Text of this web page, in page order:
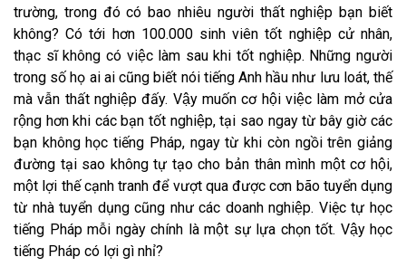
trường, trong đó có bao nhiêu người thất nghiệp bạn biết
không? Có tới hơn 100.000 sinh viên tốt nghiệp cử nhân,
thạc sĩ không có việc làm sau khi tốt nghiệp. Những người
trong số họ ai ai cũng biết nói tiếng Anh hầu như lưu loát, thế
mà vẫn thất nghiệp đấy. Vậy muốn cơ hội việc làm mở cửa
rộng hơn khi các bạn tốt nghiệp, tại sao ngay từ bây giờ các
bạn không học tiếng Pháp, ngay từ khi còn ngồi trên giảng
đường tại sao không tự tạo cho bản thân mình một cơ hội,
một lợi thế cạnh tranh để vượt qua được cơn bão tuyển dụng
từ nhà tuyển dụng cũng như các doanh nghiệp. Việc tự học
tiếng Pháp mỗi ngày chính là một sự lựa chọn tốt. Vậy học
tiếng Pháp có lợi gì nhỉ?